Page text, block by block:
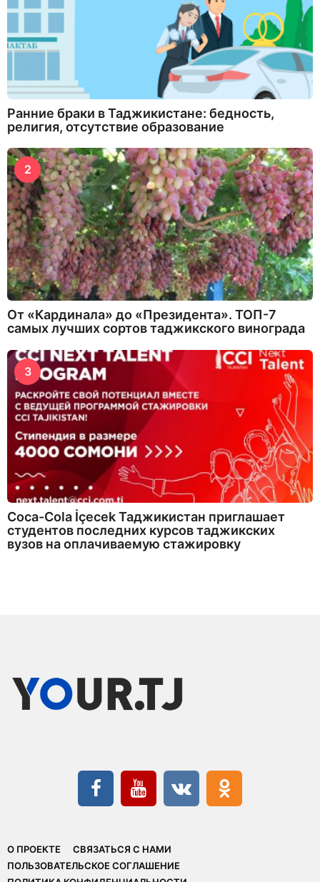
Ранние браки в Таджикистане: бедность,
религия, отсутствие образование
2
От «Кардинала» до «Президента». ТОП-7
самых лучших сортов таджикского винограда
3
Coca-Cola İçecek Таджикистан приглашает
студентов последних курсов таджикских
вузов на оплачиваемую стажировку
О ПРОЕКТЕ
СВЯЗАТЬСЯ С НАМИ
ПОЛЬЗОВАТЕЛЬСКОЕ СОГЛАШЕНИЕ